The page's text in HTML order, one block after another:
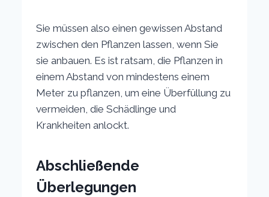
Sie müssen also einen gewissen Abstand
zwischen den Pflanzen lassen, wenn Sie
sie anbauen. Es ist ratsam, die Pflanzen in
einem Abstand von mindestens einem
Meter zu pflanzen, um eine Überfüllung zu
vermeiden, die Schädlinge und
Krankheiten anlockt.
Abschließende
Überlegungen